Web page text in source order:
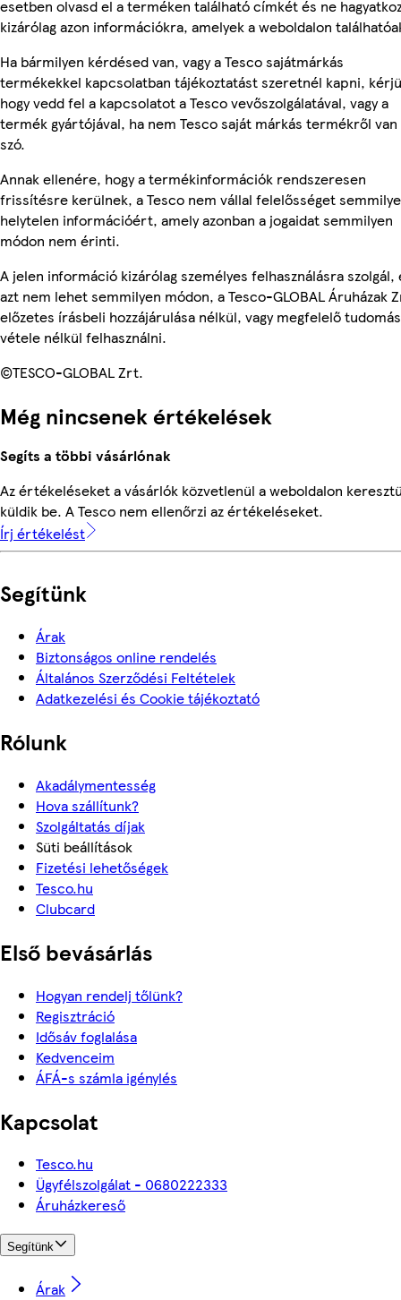
esetben olvasd el a terméken található címkét és ne
kizárólag azon információkra, amelyek a weboldalon
Ha bármilyen kérdésed van, vagy a Tesco sajátmárkás
termékekkel kapcsolatban tájékoztatást szeretnél kapni,
hogy vedd fel a kapcsolatot a Tesco vevőszolgálatával, vagy a
termék gyártójával, ha nem Tesco saját márkás termékről van
szó.
Annak ellenére, hogy a termékinformációk rendszeresen
frissítésre kerülnek, a Tesco nem vállal felelősséget
helytelen információért, amely azonban a jogaidat semmilyen
módon nem érinti.
A jelen információ kizárólag személyes felhasználásra szolgál,
azt nem lehet semmilyen módon, a Tesco-GLOBAL Áruházak
előzetes írásbeli hozzájárulása nélkül, vagy megfelelő
vétele nélkül felhasználni.
©TESCO-GLOBAL Zrt.
Még nincsenek értékelések
Segíts a többi vásárlónak
Az értékeléseket a vásárlók közvetlenül a weboldalon
küldik be. A Tesco nem ellenőrzi az értékeléseket.
Írj értékelést
Segítünk
Árak
Biztonságos online rendelés
Általános Szerződési Feltételek
Adatkezelési és Cookie tájékoztató
Rólunk
Akadálymentesség
Hova szállítunk?
Szolgáltatás díjak
Süti beállítások
Fizetési lehetőségek
Tesco.hu
Clubcard
Első bevásárlás
Hogyan rendelj tőlünk?
Regisztráció
Idősáv foglalása
Kedvenceim
ÁFÁ-s számla igénylés
Kapcsolat
Tesco.hu
Ügyfélszolgálat - 0680222333
Áruházkereső
Segítünk
Árak